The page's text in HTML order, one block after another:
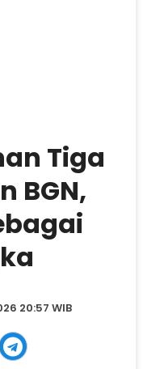
Tiga
BGN,
20:57 WIB